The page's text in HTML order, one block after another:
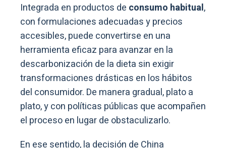
Integrada en productos de consumo habitual,
con formulaciones adecuadas y precios
accesibles, puede convertirse en una
herramienta eficaz para avanzar en la
descarbonización de la dieta sin exigir
transformaciones drásticas en los hábitos
del consumidor. De manera gradual, plato a
plato, y con políticas públicas que acompañen
el proceso en lugar de obstaculizarlo.
En ese sentido, la decisión de China